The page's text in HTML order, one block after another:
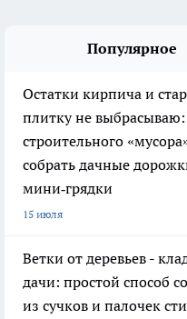
Популярное
Остатки кирпича и
плитку не выбрасываю:
строительного
собрать дачные
мини‑грядки
15 июля
Ветки от деревьев -
дачи: простой способ
из сучков и палочек